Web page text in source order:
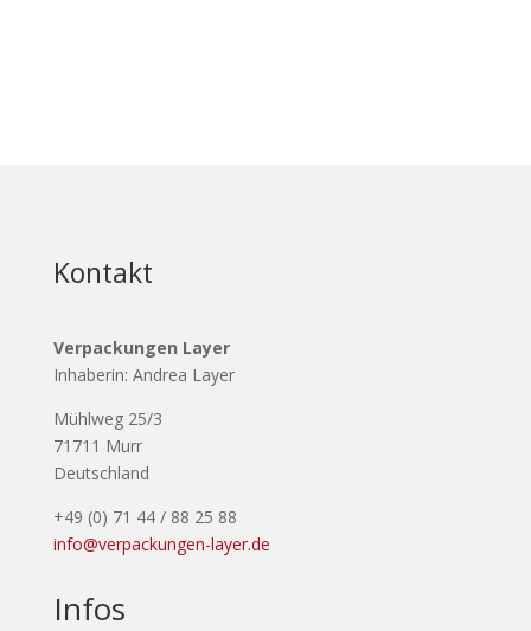
Kontakt
Verpackungen Layer
Inhaberin: Andrea Layer
Mühlweg 25/3
71711 Murr
Deutschland
+49 (0) 71 44 / 88 25 88
info@verpackungen-layer.de
Infos